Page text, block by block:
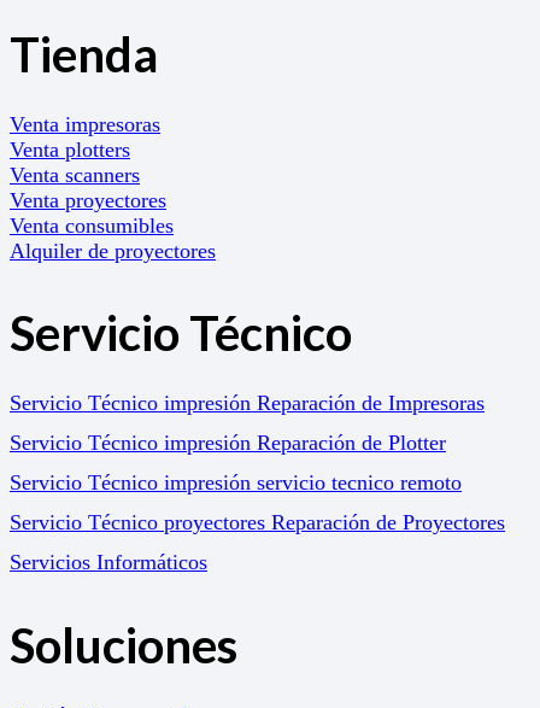
Tienda
Venta impresoras
Venta plotters
Venta scanners
Venta proyectores
Venta consumibles
Alquiler de proyectores
Servicio Técnico
Servicio Técnico impresión Reparación de Impresoras
Servicio Técnico impresión Reparación de Plotter
Servicio Técnico impresión servicio tecnico remoto
Servicio Técnico proyectores Reparación de Proyectores
Servicios Informáticos
Soluciones